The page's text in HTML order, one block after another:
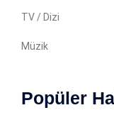
TV / Dizi
Müzik
Popüler